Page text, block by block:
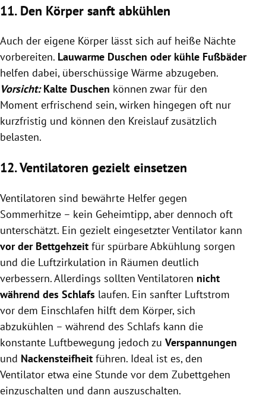
11. Den Körper sanft abkühlen
Auch der eigene Körper lässt sich auf heiße Nächte
vorbereiten. Lauwarme Duschen oder kühle Fußbäder
helfen dabei, überschüssige Wärme abzugeben.
Vorsicht:Kalte Duschen können zwar für den
Moment erfrischend sein, wirken hingegen oft nur
kurzfristig und können den Kreislauf zusätzlich
belasten.
12. Ventilatoren gezielt einsetzen
Ventilatoren sind bewährte Helfer gegen
Sommerhitze – kein Geheimtipp, aber dennoch oft
unterschätzt. Ein gezielt eingesetzter Ventilator kann
vor der Bettgehzeit für spürbare Abkühlung sorgen
und die Luftzirkulation in Räumen deutlich
verbessern. Allerdings sollten Ventilatoren nicht
während des Schlafs laufen. Ein sanfter Luftstrom
vor dem Einschlafen hilft dem Körper, sich
abzukühlen – während des Schlafs kann die
konstante Luftbewegung jedoch zu Verspannungen
und Nackensteifheit führen. Ideal ist es, den
Ventilator etwa eine Stunde vor dem Zubettgehen
einzuschalten und dann auszuschalten.